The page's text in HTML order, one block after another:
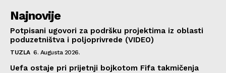
Najnovije
Potpisani ugovori za podršku projektima iz oblasti
poduzetništva i poljoprivrede (VIDEO)
TUZLA 6. Augusta 2026.
Uefa ostaje pri prijetnji bojkotom Fifa takmičenja